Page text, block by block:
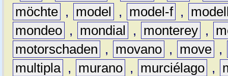
möchte , model , model-f ,
mondeo , mondial , monterey ,
motorschaden
, movano , move ,
multipla , murano , murciélago ,